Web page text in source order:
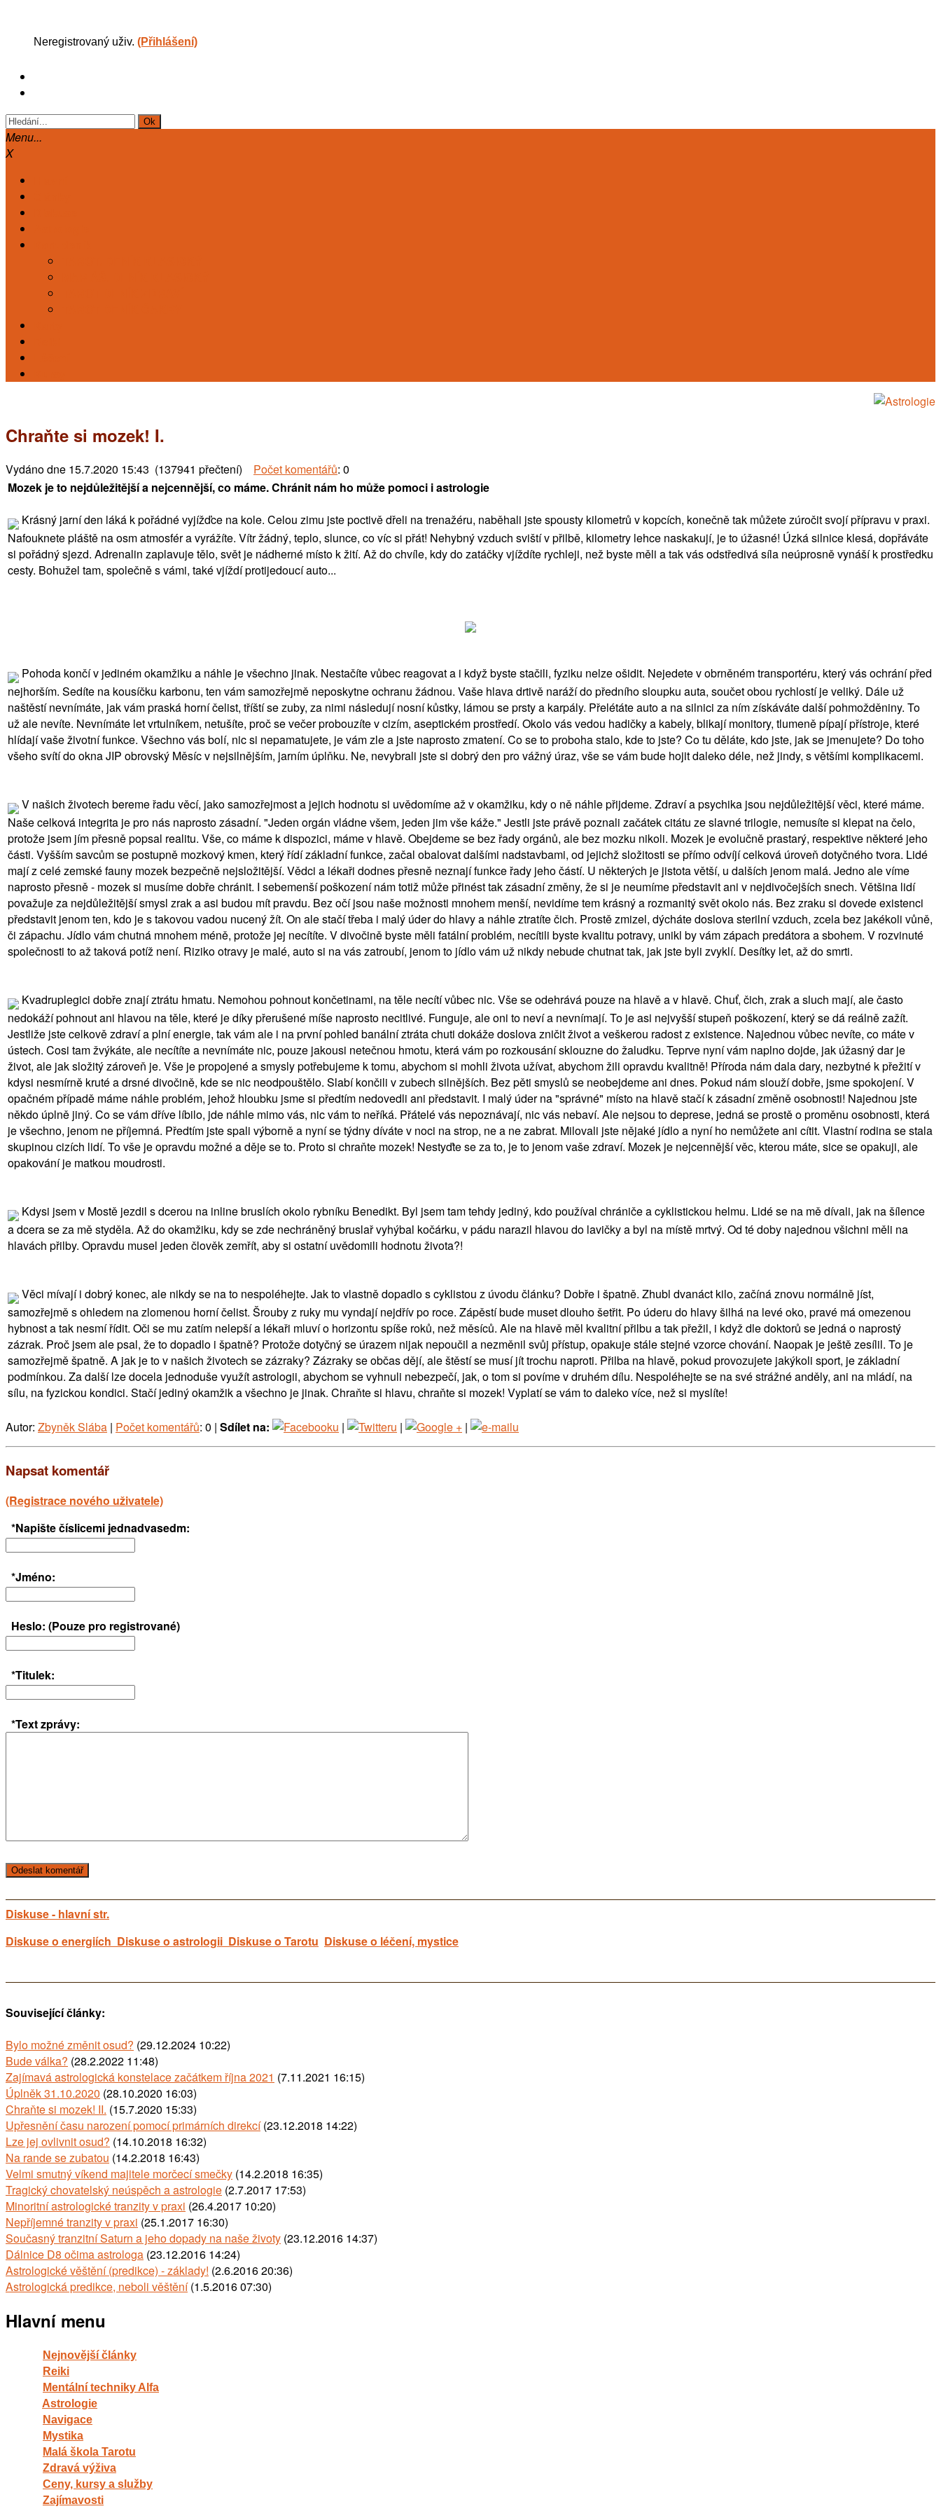
Neregistrovaný uživ. (Přihlášení)
Menu...
X
Chraňte si mozek! I.
Vydáno dne 15.7.2020 15:43 (137941 přečtení) Počet komentářů: 0
Mozek je to nejdůležitější a nejcennější, co máme. Chránit nám ho může pomoci i astrologie
Krásný jarní den láká k pořádné vyjížďce na kole. Celou zimu jste poctivě dřeli na trenažéru, naběhali jste spousty kilometrů v kopcích, konečně tak můžete zúročit svojí přípravu v praxi.
Nafouknete pláště na osm atmosfér a vyrážíte. Vítr žádný, teplo, slunce, co víc si přát! Nehybný vzduch sviští v přilbě, kilometry lehce naskakují, je to úžasné! Úzká silnice klesá, dopřáváte
si pořádný sjezd. Adrenalin zaplavuje tělo, svět je nádherné místo k žití. Až do chvíle, kdy do zatáčky vjíždíte rychleji, než byste měli a tak vás odstředivá síla neúprosně vynáší k prostředku
cesty. Bohužel tam, společně s vámi, také vjíždí protijedoucí auto...
Pohoda končí v jediném okamžiku a náhle je všechno jinak. Nestačíte vůbec reagovat a i když byste stačili, fyziku nelze ošidit. Nejedete v obrněném transportéru, který vás ochrání před
nejhorším. Sedíte na kousíčku karbonu, ten vám samozřejmě neposkytne ochranu žádnou. Vaše hlava drtivě naráží do předního sloupku auta, součet obou rychlostí je veliký. Dále už
naštěstí nevnímáte, jak vám praská horní čelist, tříští se zuby, za nimi následují nosní kůstky, lámou se prsty a karpály. Přelétáte auto a na silnici za ním získáváte další pohmožděniny. To
už ale nevíte. Nevnímáte let vrtulníkem, netušíte, proč se večer probouzíte v cizím, aseptickém prostředí. Okolo vás vedou hadičky a kabely, blikají monitory, tlumeně pípají přístroje, které
hlídají vaše životní funkce. Všechno vás bolí, nic si nepamatujete, je vám zle a jste naprosto zmatení. Co se to proboha stalo, kde to jste? Co tu děláte, kdo jste, jak se jmenujete? Do toho
všeho svítí do okna JIP obrovský Měsíc v nejsilnějším, jarním úplňku. Ne, nevybrali jste si dobrý den pro vážný úraz, vše se vám bude hojit daleko déle, než jindy, s většími komplikacemi.
V našich životech bereme řadu věcí, jako samozřejmost a jejich hodnotu si uvědomíme až v okamžiku, kdy o ně náhle přijdeme. Zdraví a psychika jsou nejdůležitější věci, které máme.
Naše celková integrita je pro nás naprosto zásadní. "Jeden orgán vládne všem, jeden jim vše káže." Jestli jste právě poznali začátek citátu ze slavné trilogie, nemusíte si klepat na čelo,
protože jsem jím přesně popsal realitu. Vše, co máme k dispozici, máme v hlavě. Obejdeme se bez řady orgánů, ale bez mozku nikoli. Mozek je evolučně prastarý, respektive některé jeho
části. Vyšším savcům se postupně mozkový kmen, který řídí základní funkce, začal obalovat dalšími nadstavbami, od jejichž složitosti se přímo odvíjí celková úroveň dotyčného tvora. Lidé
mají z celé zemské fauny mozek bezpečně nejsložitější. Vědci a lékaři dodnes přesně neznají funkce řady jeho částí. U některých je jistota větší, u dalších jenom malá. Jedno ale víme
naprosto přesně - mozek si musíme dobře chránit. I sebemenší poškození nám totiž může přinést tak zásadní změny, že si je neumíme představit ani v nejdivočejších snech. Většina lidí
považuje za nejdůležitější smysl zrak a asi budou mít pravdu. Bez očí jsou naše možnosti mnohem menší, nevidíme tem krásný a rozmanitý svět okolo nás. Bez zraku si dovede existenci
představit jenom ten, kdo je s takovou vadou nucený žít. On ale stačí třeba i malý úder do hlavy a náhle ztratíte čich. Prostě zmizel, dýcháte doslova sterilní vzduch, zcela bez jakékoli vůně,
či zápachu. Jídlo vám chutná mnohem méně, protože jej necítíte. V divočině byste měli fatální problém, necítili byste kvalitu potravy, unikl by vám zápach predátora a sbohem. V rozvinuté
společnosti to až taková potíž není. Riziko otravy je malé, auto si na vás zatroubí, jenom to jídlo vám už nikdy nebude chutnat tak, jak jste byli zvyklí. Desítky let, až do smrti.
Kvadruplegici dobře znají ztrátu hmatu. Nemohou pohnout končetinami, na těle necítí vůbec nic. Vše se odehrává pouze na hlavě a v hlavě. Chuť, čich, zrak a sluch mají, ale často
nedokáží pohnout ani hlavou na těle, které je díky přerušené míše naprosto necitlivé. Funguje, ale oni to neví a nevnímají. To je asi nejvyšší stupeň poškození, který se dá reálně zažít.
Jestliže jste celkově zdraví a plní energie, tak vám ale i na první pohled banální ztráta chuti dokáže doslova zničit život a veškerou radost z existence. Najednou vůbec nevíte, co máte v
ústech. Cosi tam žvýkáte, ale necítíte a nevnímáte nic, pouze jakousi netečnou hmotu, která vám po rozkousání sklouzne do žaludku. Teprve nyní vám naplno dojde, jak úžasný dar je
život, ale jak složitý zároveň je. Vše je propojené a smysly potřebujeme k tomu, abychom si mohli života užívat, abychom žili opravdu kvalitně! Příroda nám dala dary, nezbytné k přežití v
kdysi nesmírně kruté a drsné divočině, kde se nic neodpouštělo. Slabí končili v zubech silnějších. Bez pěti smyslů se neobejdeme ani dnes. Pokud nám slouží dobře, jsme spokojení. V
opačném případě máme náhle problém, jehož hloubku jsme si předtím nedovedli ani představit. I malý úder na "správné" místo na hlavě stačí k zásadní změně osobnosti! Najednou jste
někdo úplně jiný. Co se vám dříve líbilo, jde náhle mimo vás, nic vám to neříká. Přátelé vás nepoznávají, nic vás nebaví. Ale nejsou to deprese, jedná se prostě o proměnu osobnosti, která
je všechno, jenom ne příjemná. Předtím jste spali výborně a nyní se týdny díváte v noci na strop, ne a ne zabrat. Milovali jste nějaké jídlo a nyní ho nemůžete ani cítit. Vlastní rodina se stala
skupinou cizích lidí. To vše je opravdu možné a děje se to. Proto si chraňte mozek! Nestyďte se za to, je to jenom vaše zdraví. Mozek je nejcennější věc, kterou máte, sice se opakuji, ale
opakování je matkou moudrosti.
Kdysi jsem v Mostě jezdil s dcerou na inline bruslích okolo rybníku Benedikt. Byl jsem tam tehdy jediný, kdo používal chrániče a cyklistickou helmu. Lidé se na mě dívali, jak na šílence
a dcera se za mě styděla. Až do okamžiku, kdy se zde nechráněný bruslař vyhýbal kočárku, v pádu narazil hlavou do lavičky a byl na místě mrtvý. Od té doby najednou všichni měli na
hlavách přilby. Opravdu musel jeden člověk zemřít, aby si ostatní uvědomili hodnotu života?!
Věci mívají i dobrý konec, ale nikdy se na to nespoléhejte. Jak to vlastně dopadlo s cyklistou z úvodu článku? Dobře i špatně. Zhubl dvanáct kilo, začíná znovu normálně jíst,
samozřejmě s ohledem na zlomenou horní čelist. Šrouby z ruky mu vyndají nejdřív po roce. Zápěstí bude muset dlouho šetřit. Po úderu do hlavy šilhá na levé oko, pravé má omezenou
hybnost a tak nesmí řídit. Oči se mu zatím nelepší a lékaři mluví o horizontu spíše roků, než měsíců. Ale na hlavě měl kvalitní přilbu a tak přežil, i když dle doktorů se jedná o naprostý
zázrak. Proč jsem ale psal, že to dopadlo i špatně? Protože dotyčný se úrazem nijak nepoučil a nezměnil svůj přístup, opakuje stále stejné vzorce chování. Naopak je ještě zesílil. To je
samozřejmě špatně. A jak je to v našich životech se zázraky? Zázraky se občas dějí, ale štěstí se musí jít trochu naproti. Přilba na hlavě, pokud provozujete jakýkoli sport, je základní
podmínkou. Za další lze docela jednoduše využít astrologii, abychom se vyhnuli nebezpečí, jak, o tom si povíme v druhém dílu. Nespoléhejte se na své strážné anděly, ani na mládí, na
sílu, na fyzickou kondici. Stačí jediný okamžik a všechno je jinak. Chraňte si hlavu, chraňte si mozek! Vyplatí se vám to daleko více, než si myslíte!
Autor: Zbyněk Slába | Počet komentářů: 0 | Sdílet na: | | |
Napsat komentář
(Registrace nového uživatele)
*Napište číslicemi jednadvasedm:
*Jméno:
Heslo: (Pouze pro registrované)
*Titulek:
*Text zprávy:
Diskuse - hlavní str.
Diskuse o energiích Diskuse o astrologii Diskuse o Tarotu Diskuse o léčení, mystice
Související články:
Bylo možné změnit osud? (29.12.2024 10:22)
Bude válka? (28.2.2022 11:48)
Zajímavá astrologická konstelace začátkem října 2021 (7.11.2021 16:15)
Úplněk 31.10.2020 (28.10.2020 16:03)
Chraňte si mozek! II. (15.7.2020 15:33)
Upřesnění času narození pomocí primárních direkcí(23.12.2018 14:22)
Lze jej ovlivnit osud? (14.10.2018 16:32)
Na rande se zubatou (14.2.2018 16:43)
Velmi smutný víkend majitele morčecí smečky (14.2.2018 16:35)
Tragický chovatelský neúspěch a astrologie (2.7.2017 17:53)
Minoritní astrologické tranzity v praxi (26.4.2017 10:20)
Nepříjemné tranzity v praxi (25.1.2017 16:30)
Současný tranzitní Saturn a jeho dopady na naše životy (23.12.2016 14:37)
Dálnice D8 očima astrologa (23.12.2016 14:24)
Astrologické věštění (predikce) - základy! (2.6.2016 20:36)
Astrologická predikce, neboli věštění(1.5.2016 07:30)
Hlavní menu
Nejnovější články
Reiki
Mentální techniky Alfa
Astrologie
Navigace
Mystika
Malá škola Tarotu
Zdravá výživa
Ceny, kursy a služby
Zajímavosti